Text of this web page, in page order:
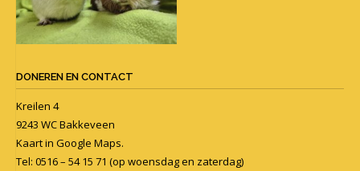
DONEREN EN CONTACT
Kreilen 4
9243 WC Bakkeveen
Kaart in Google Maps.
Tel: 0516 – 54 15 71 (op woensdag en zaterdag)